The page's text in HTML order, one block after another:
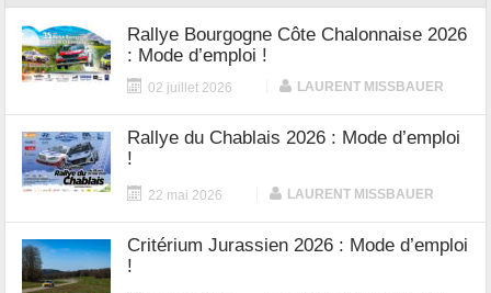
Rallye Bourgogne Côte Chalonnaise 2026
: Mode d’emploi !
02 juillet 2026 LAURENT MISSBAUER
Rallye du Chablais 2026 : Mode d’emploi
!
22 mai 2026 LAURENT MISSBAUER
Critérium Jurassien 2026 : Mode d’emploi
!